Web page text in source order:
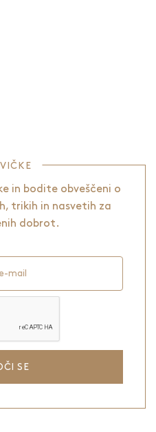
in bodite obveščeni o
trikih in nasvetih za
dobrot.
mail
SE